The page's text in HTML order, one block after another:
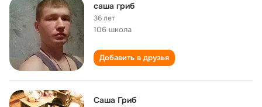
саша гриб
36 лет
106 школа
Добавить в друзья
Саша Гриб